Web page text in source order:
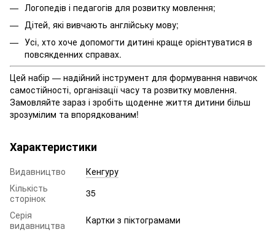
Логопедів і педагогів для розвитку мовлення;
Дітей, які вивчають англійську мову;
Усі, хто хоче допомогти дитині краще орієнтуватися в
повсякденних справах.
Цей набір — надійний інструмент для формування навичок
самостійності, організації часу та розвитку мовлення.
Замовляйте зараз і зробіть щоденне життя дитини більш
зрозумілим та впорядкованим!
Характеристики
Видавництво
Кенгуру
Кількість
сторінок
35
Серія
видавництва
Картки з піктограмами